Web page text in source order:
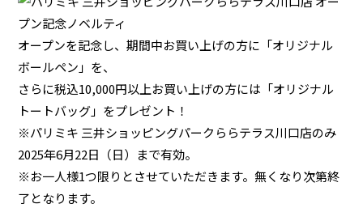
オープンを記念し、期間中お買い上げの方に「オリジナル
ボールペン」を、
さらに税込10,000円以上お買い上げの方には「オリジナル
トートバッグ」をプレゼント！
※パリミキ 三井ショッピングパークららテラス川口店のみ
2025年6月22日（日）まで有効。
※お一人様1つ限りとさせていただきます。無くなり次第終
了となります。